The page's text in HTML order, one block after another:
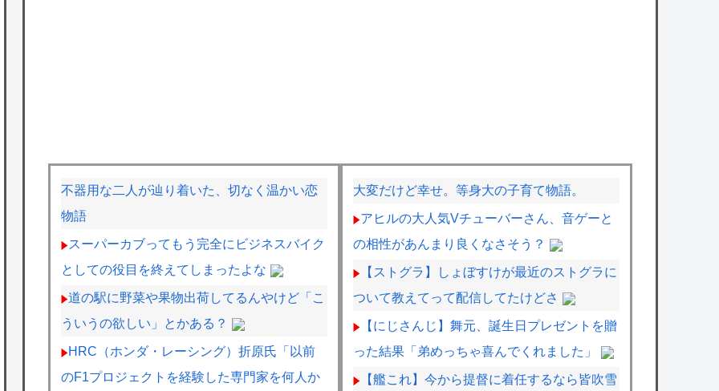
不器用な二人が辿り着いた、切なく温かい恋
物語
スーパーカブってもう完全にビジネスバイク
としての役目を終えてしまったよな
道の駅に野菜や果物出荷してるんやけど「こ
ういうの欲しい」とかある？
HRC（ホンダ・レーシング）折原氏「以前
のF1プロジェクトを経験した専門家を何人か
大変だけど幸せ。等身大の子育て物語。
アヒルの大人気Vチューバーさん、音ゲーと
の相性があんまり良くなさそう？
【ストグラ】しょぼすけが最近のストグラに
ついて教えてって配信してたけどさ
【にじさんじ】舞元、誕生日プレゼントを贈
った結果「弟めっちゃ喜んでくれました」
【艦これ】今から提督に着任するなら皆吹雪